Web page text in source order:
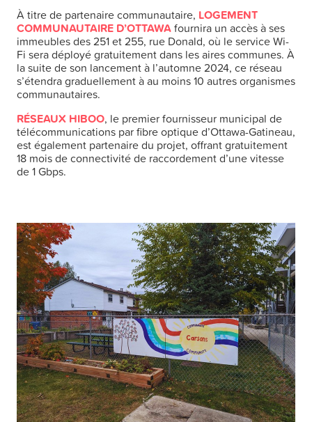
À titre de partenaire communautaire, LOGEMENT
COMMUNAUTAIRE D’OTTAWAfournira un accès à ses
immeubles des 251 et 255, rue Donald, où le service Wi-
Fi sera déployé gratuitement dans les aires communes. À
la suite de son lancement à l’automne 2024, ce réseau
s’étendra graduellement à au moins 10 autres organismes
communautaires.
RÉSEAUX HIBOO, le premier fournisseur municipal de
télécommunications par fibre optique d’Ottawa-Gatineau,
est également partenaire du projet, offrant gratuitement
18 mois de connectivité de raccordement d’une vitesse
de 1 Gbps.